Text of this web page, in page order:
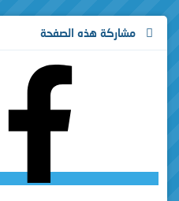
مشاركة هذه الصفحة